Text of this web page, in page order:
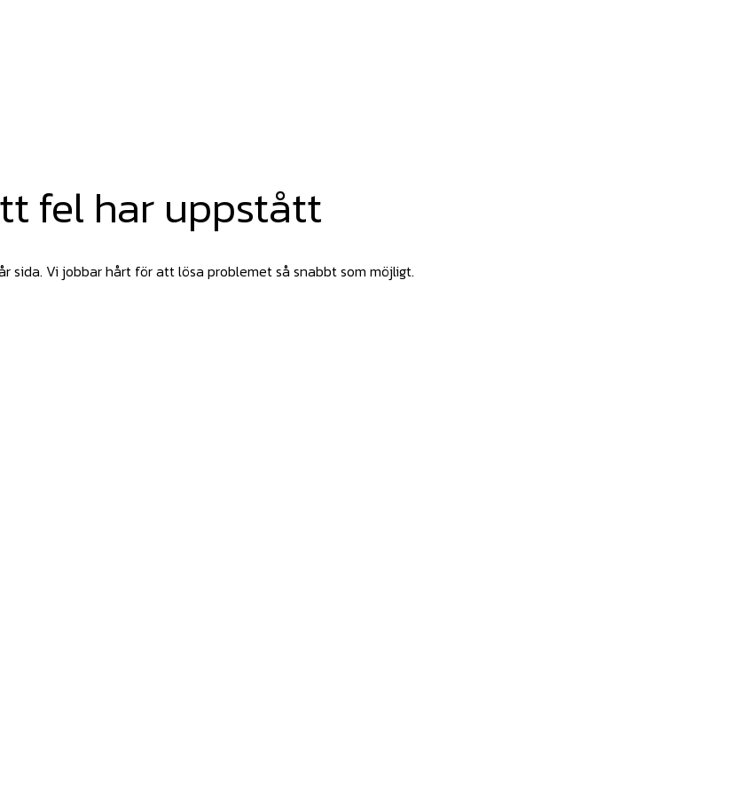
fel har uppstått
sida. Vi jobbar hårt för att lösa problemet så snabbt som möjligt.